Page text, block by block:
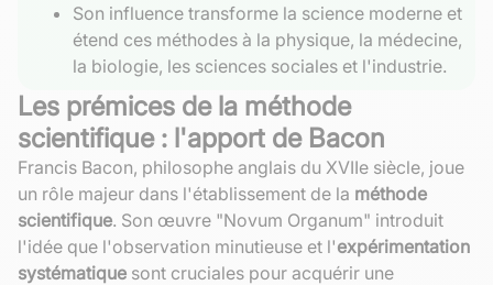
Son influence transforme la science moderne et
étend ces méthodes à la physique, la médecine,
la biologie, les sciences sociales et l'industrie.
Les prémices de la méthode
scientifique : l'apport de Bacon
Francis Bacon, philosophe anglais du XVIIe siècle, joue
un rôle majeur dans l'établissement de la méthode
scientifique. Son œuvre "Novum Organum" introduit
l'idée que l'observation minutieuse et l'expérimentation
systématique sont cruciales pour acquérir une